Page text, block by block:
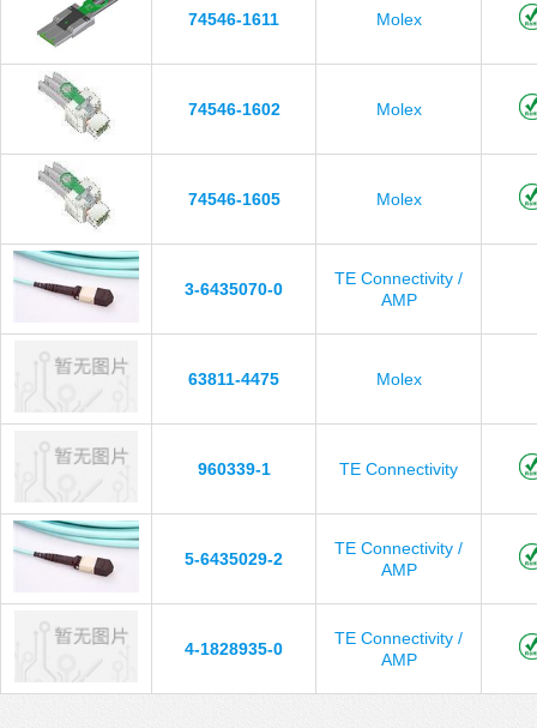
74546-1611 Molex
74546-1602 Molex
74546-1605 Molex
3-6435070-0
TE Connectivity /
AMP
63811-4475 Molex
960339-1 TE Connectivity
5-6435029-2
TE Connectivity /
AMP
4-1828935-0
TE Connectivity /
AMP